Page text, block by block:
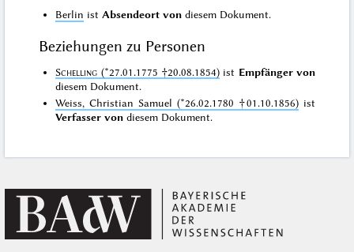
Berlin ist Absendeort von diesem Dokument.
Beziehungen zu Personen
Schelling (*27.01.1775 †20.08.1854) ist Empfänger von
diesem Dokument.
Weiss, Christian Samuel (*26.02.1780 †01.10.1856)ist
Verfasser von diesem Dokument.